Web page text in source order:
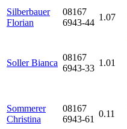
Silberbauer
Florian
08167
6943-44
1.07
Soller Bianca
08167
6943-33
1.01
Sommerer
Christina
08167
6943-61
0.11